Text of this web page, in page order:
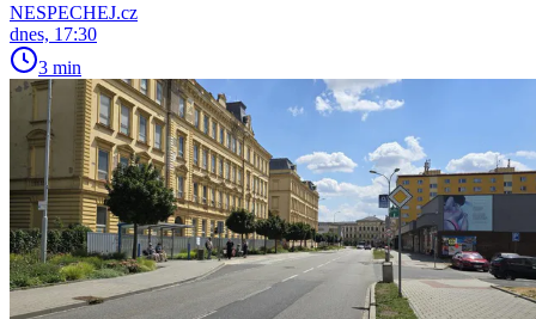
NESPECHEJ.cz
dnes, 17:30
3 min